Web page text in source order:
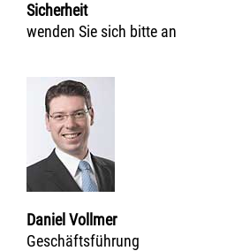
Sicherheit
wenden Sie sich bitte an
Daniel Vollmer
Geschäftsführung